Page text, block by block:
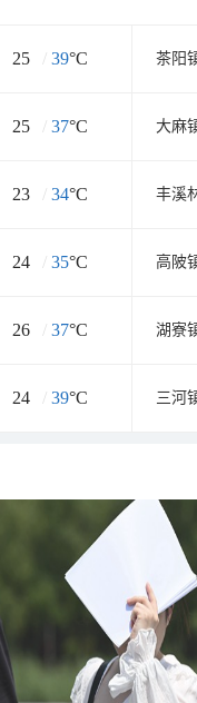
25 / 39°C 茶阳
25 / 37°C 大麻
23 / 34°C 丰溪
24 / 35°C 高陂
26 / 37°C 湖寮
24 / 39°C 三河